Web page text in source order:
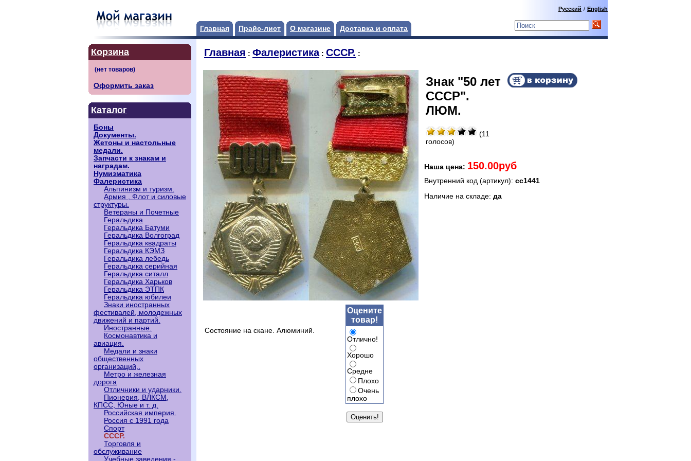
Главная Прайс-лист О магазине Доставка и оплата
Русский / English
Корзина
Оформить заказ
Каталог
Боны
Документы.
Жетоны и настольные
медали.
Запчасти к знакам и
наградам.
Нумизматика
Фалеристика
Альпинизм и туризм.
Армия , Флот и силовые
структуры.
Ветераны и Почетные
Геральдика
Геральдика Батуми
Геральдика Волгоград
Геральдика квадраты
Геральдика КЭМЗ
Геральдика лебедь
Геральдика серийная
Геральдика ситалл
Геральдика Харьков
Геральдика ЭТПК
Геральдика юбилеи
Знаки иностранных
фестивалей, молодежных
движений и партий.
Иностранные.
Космонавтика и
авиация.
Медали и знаки
общественных
организаций,.
Метро и железная
дорога
Отличники и ударники.
Пионерия, ВЛКСМ,
КПСС, Юные и т. д.
Российская империя.
Россия с 1991 года
Спорт
СССР.
Торговля и
обслуживание
Учебные заведения -
Главная : Фалеристика: СССР. :
Знак "50 лет
СССР".
ЛЮМ.
(11
голосов)
Наша цена: 150.00руб
Внутренний код (артикул): сс1441
Наличие на складе: да
Состояние на скане. Алюминий.
Оцените
товар!
Отлично!
Хорошо
Средне
Плохо
Очень
плохо